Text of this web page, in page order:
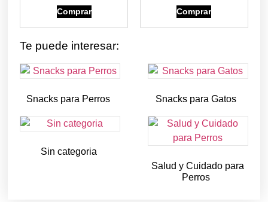
Comprar Comprar
Te puede interesar:
Snacks para Perros Snacks para Gatos
Sin categoria
Salud y Cuidado para
Perros